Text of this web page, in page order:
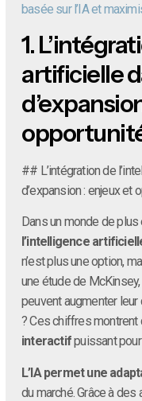
basée sur l’IA et
1.
artificielle
## L’intégration de
d’expansion : enjeux et
Dans un monde de
l’intelligence
n’est plus une option,
une étude de
peuvent augmenter leur
? Ces chiffres montrent
interactifpuissant
L’IA permet une
du marché. Grâce à